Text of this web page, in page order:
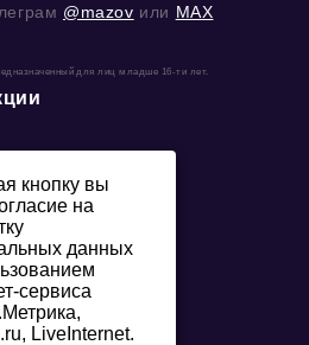
@mazov или MAX
для лиц младше 16-ти лет.
кнопку вы
на
данных
сервиса
LiveInternet.